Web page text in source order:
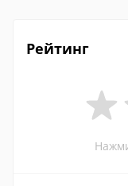
Рейтинг